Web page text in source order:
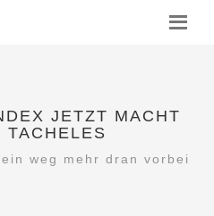
MENU
JETZT MACHT
TACHELES
weg mehr dran vorbei